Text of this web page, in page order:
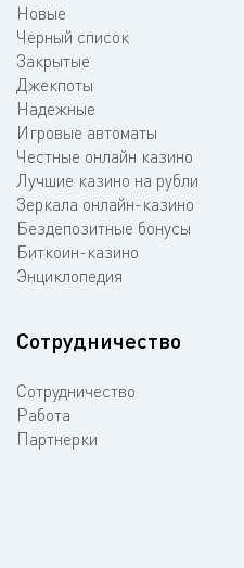
Новые
Черный список
Закрытые
Джекпоты
Надежные
Игровые автоматы
Честные онлайн казино
Лучшие казино на рубли
Зеркала онлайн-казино
Бездепозитные бонусы
Биткоин-казино
Энциклопедия
Сотрудничество
Сотрудничество
Работа
Партнерки